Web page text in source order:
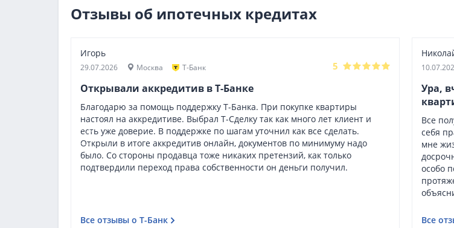
Отзывы об ипотечных кредитах
Т-Банк 5
Игорь
29.07.2026 Москва
Открывали аккредитив в Т-Банке
Благодарю за помощь поддержку Т-Банка. При покупке квартиры
настоял на аккредитиве. Выбрал Т-Сделку так как много лет клиент и
есть уже доверие. В поддержке по шагам уточнил как все сделать.
Открыли в итоге аккредитив онлайн, документов по минимуму надо
было. Со стороны продавца тоже никаких претензий, как только
подтвердили переход права собственности он деньги получил.
Все отзывы о Т-Банк
Ура,
Все
себя
мне
особо
Все